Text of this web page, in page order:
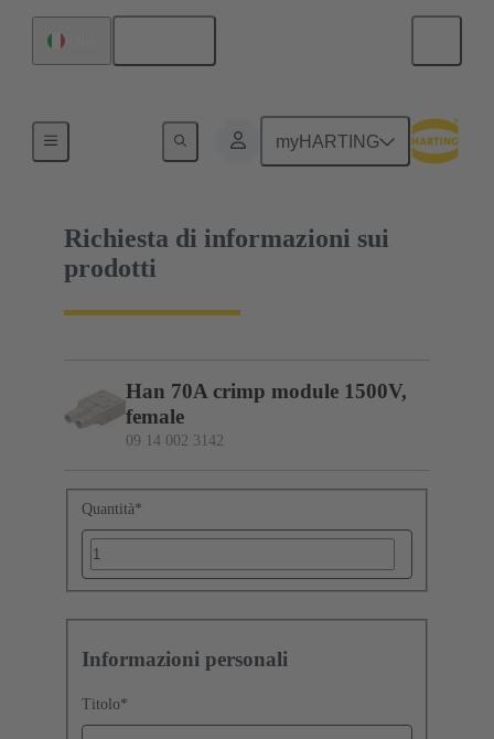
myHARTING
09 14 002 3142
Richiesta di informazioni sui
prodotti
Han 70A crimp module 1500V,
female
09 14 002 3142
Quantità*
Informazioni personali
Titolo*